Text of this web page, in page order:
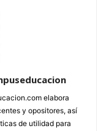
elabora
y opositores, así
de utilidad para